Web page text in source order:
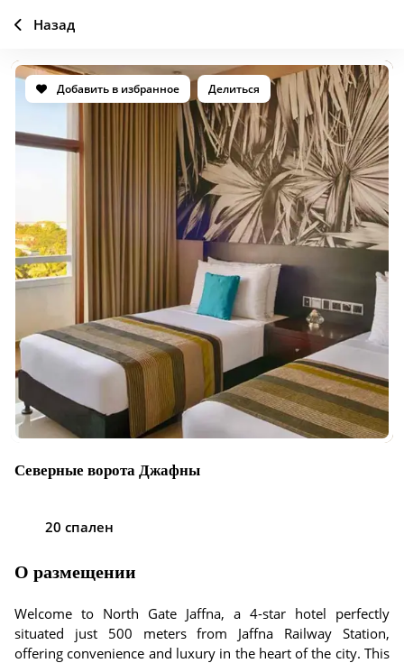
Добавить в избранное Делиться
Северные ворота Джафны
20 спален
О размещении
Welcome to North Gate Jaffna, a 4-star hotel perfectly
situated just 500 meters from Jaffna Railway Station,
offering convenience and luxury in the heart of the city. This
Назад